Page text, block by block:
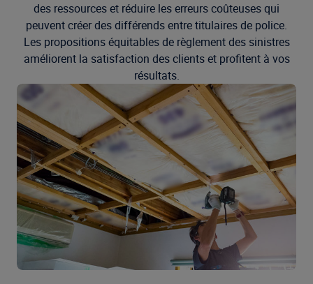
des ressources et réduire les erreurs coûteuses qui
peuvent créer des différends entre titulaires de police.
Les propositions équitables de règlement des sinistres
améliorent la satisfaction des clients et profitent à vos
résultats.